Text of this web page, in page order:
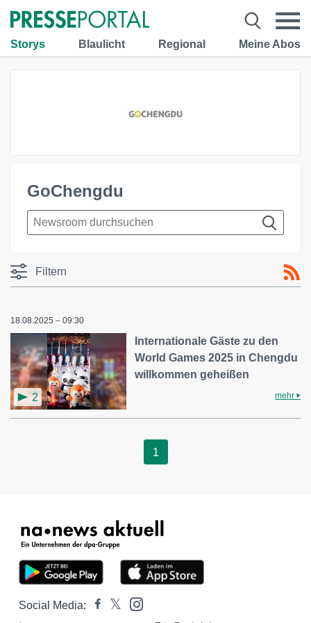
Storys Blaulicht Regional Meine Abos
GoChengdu
Filtern
18.08.2025 – 09:30
2
Internationale Gäste zu den
World Games 2025 in Chengdu
willkommen geheißen
mehr
1
Social Media: